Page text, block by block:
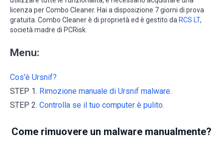
licenza per Combo Cleaner. Hai a disposizione 7 giorni di prova
gratuita. Combo Cleaner è di proprietà ed è gestito da RCS LT,
società madre di PCRisk.
Menu:
Cos'è Ursnif?
STEP 1. Rimozione manuale di Ursnif malware.
STEP 2. Controlla se il tuo computer è pulito.
Come rimuovere un malware manualmente?